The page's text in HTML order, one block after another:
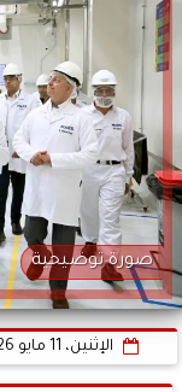
صورة توضيحية
الإثنين، 11 مايو 2026